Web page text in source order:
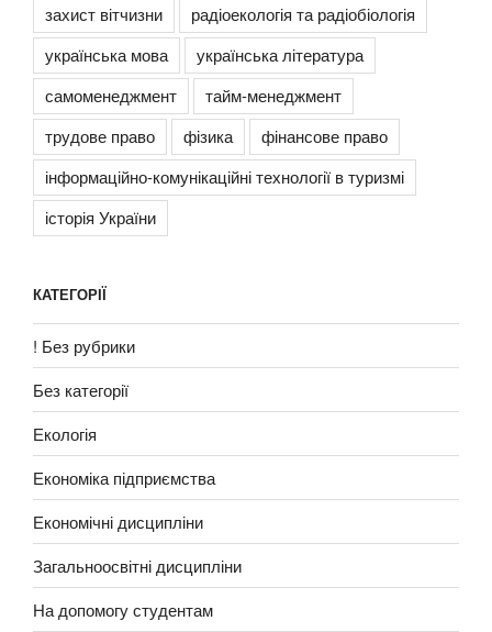
захист вітчизни
радіоекологія та радіобіологія
українська мова
українська література
самоменеджмент
тайм-менеджмент
трудове право
фізика
фінансове право
інформаційно-комунікаційні технології в туризмі
історія України
КАТЕГОРІЇ
! Без рубрики
Без категорії
Екологія
Економіка підприємства
Економічні дисципліни
Загальноосвітні дисципліни
На допомогу студентам